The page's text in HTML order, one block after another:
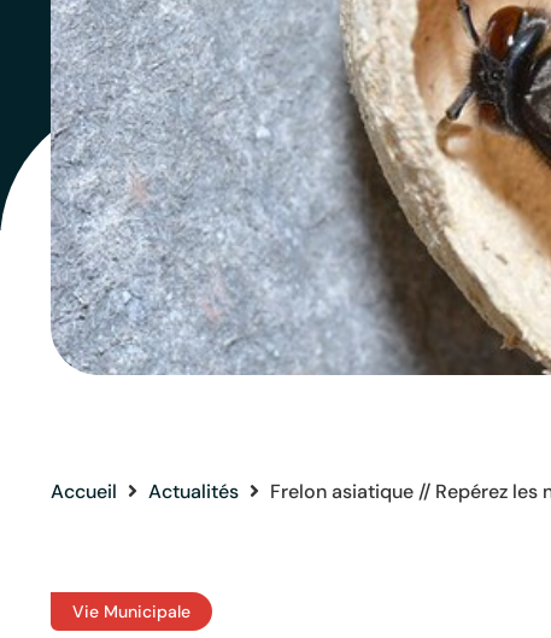
Accueil Actualités Frelon asiatique // Repérez les
Vie Municipale